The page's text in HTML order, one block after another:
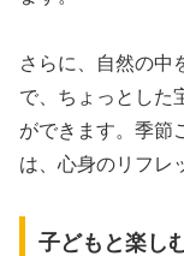
さらに、自然の中
で、ちょっとした
ができます。季節
は、心身のリフレ
子どもと楽し